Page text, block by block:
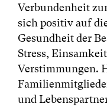
Verbundenheit
sich positiv auf
Gesundheit der
Stress,
Verstimmungen.
und